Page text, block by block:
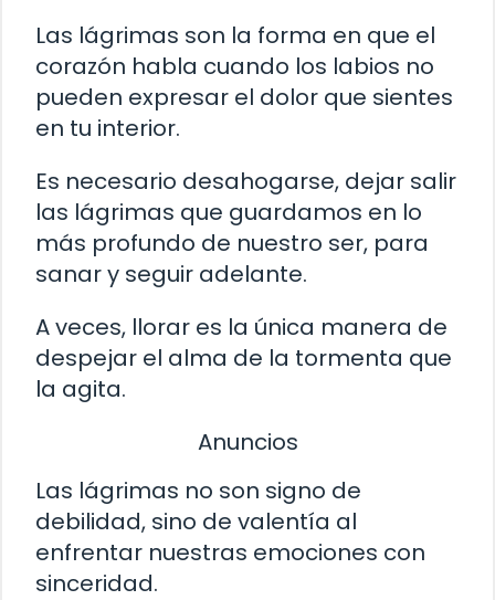
Las lágrimas son la forma en que el
corazón habla cuando los labios no
pueden expresar el dolor que sientes
en tu interior.
Es necesario desahogarse, dejar salir
las lágrimas que guardamos en lo
más profundo de nuestro ser, para
sanar y seguir adelante.
A veces, llorar es la única manera de
despejar el alma de la tormenta que
la agita.
Anuncios
Las lágrimas no son signo de
debilidad, sino de valentía al
enfrentar nuestras emociones con
sinceridad.